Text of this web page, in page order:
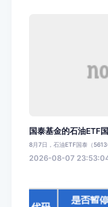
国泰基金的石油ETF
8月7日，石油ETF国泰（
2026-08-07